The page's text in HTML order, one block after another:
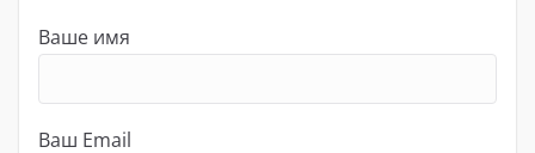
Ваше имя
Ваш Email